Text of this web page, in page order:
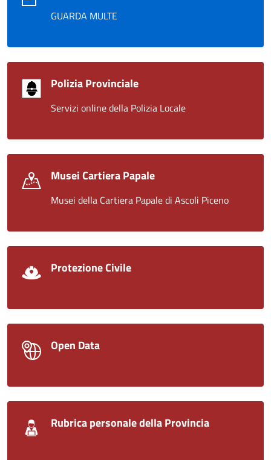
GUARDA MULTE
Polizia Provinciale
Servizi online della Polizia Locale
Musei Cartiera Papale
Musei della Cartiera Papale di Ascoli Piceno
Protezione Civile
Open Data
Rubrica personale della Provincia